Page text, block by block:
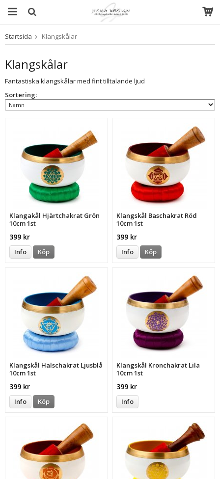
Produkten har blivit tillagd i varukorgen
Startsida Klangskålar
Klangskålar
Fantastiska klangskålar med fint tilltalande ljud
Sortering:
Klangakål Hjärtchakrat Grön
10cm 1st
399 kr
Info Köp
Klangskål Baschakrat Röd
10cm 1st
399 kr
Info Köp
Klangskål Halschakrat Ljusblå
10cm 1st
399 kr
Info Köp
Klangskål Kronchakrat Lila
10cm 1st
399 kr
Info